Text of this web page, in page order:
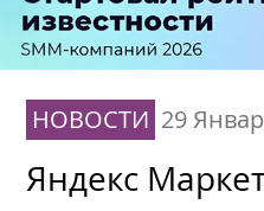
НОВОСТИ 29
Яндекс